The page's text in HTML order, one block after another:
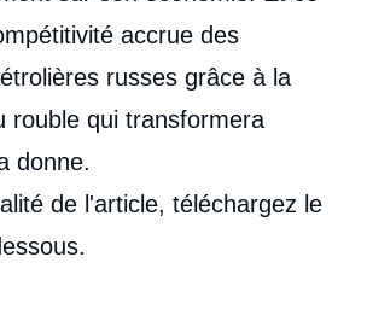
accrue des
russes grâce à la
rouble qui transformera
donne.
de l'article, téléchargez le